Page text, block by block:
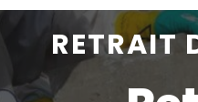
RETRAIT